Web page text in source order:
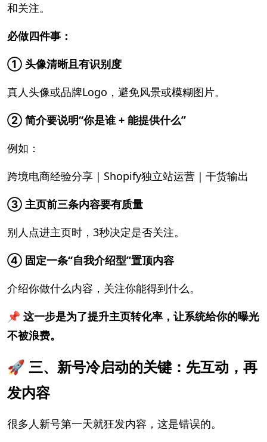
和关注。
必做四件事：
① 头像清晰且有识别度
真人头像或品牌Logo，避免风景或模糊图片。
② 简介要说明“你是谁 + 能提供什么”
例如：
跨境电商经验分享｜Shopify独立站运营｜干货输出
③ 主页前三条内容要有质量
别人点进主页时，3秒决定是否关注。
④ 固定一条“自我介绍型”置顶内容
介绍你做什么内容，关注你能得到什么。
📌 这一步是为了提升主页转化率，让系统给你的曝光
不被浪费。
🚀 三、新号冷启动的关键：先互动，再
发内容
很多人新号第一天就狂发内容，这是错误的。